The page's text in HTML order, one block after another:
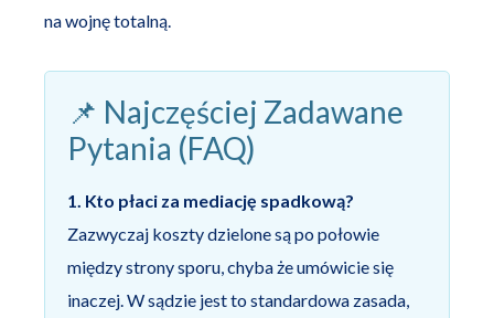
na wojnę totalną.
📌 Najczęściej Zadawane
Pytania (FAQ)
1. Kto płaci za mediację spadkową?
Zazwyczaj koszty dzielone są po połowie
między strony sporu, chyba że umówicie się
inaczej. W sądzie jest to standardowa zasada,